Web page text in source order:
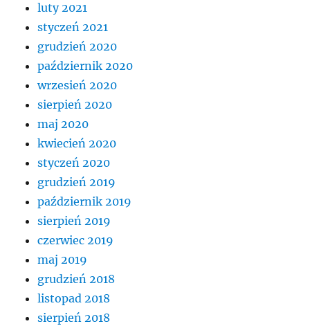
luty 2021
styczeń 2021
grudzień 2020
październik 2020
wrzesień 2020
sierpień 2020
maj 2020
kwiecień 2020
styczeń 2020
grudzień 2019
październik 2019
sierpień 2019
czerwiec 2019
maj 2019
grudzień 2018
listopad 2018
sierpień 2018